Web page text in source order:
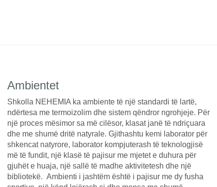
Ambientet
Shkolla NEHEMIA ka ambiente të një standardi të lartë,
ndërtesa me termoizolim dhe sistem qëndror ngrohjeje. Për
një proces mësimor sa më cilësor, klasat janë të ndriçuara
dhe me shumë dritë natyrale. Gjithashtu kemi laborator për
shkencat natyrore, laborator kompjuterash të teknologjisë
më të fundit, një klasë të pajisur me mjetet e duhura për
gjuhët e huaja, një sallë të madhe aktivitetesh dhe një
bibliotekë. Ambienti i jashtëm është i pajisur me dy fusha